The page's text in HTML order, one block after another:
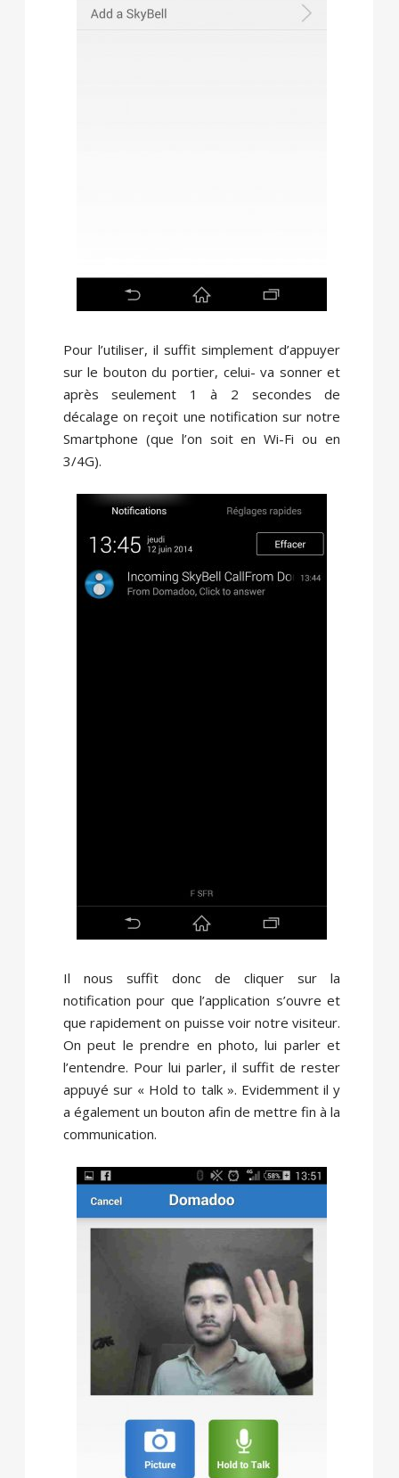
Pour l’utiliser, il suffit simplement d’appuyer
sur le bouton du portier, celui- va sonner et
après seulement 1 à 2 secondes de
décalage on reçoit une notification sur notre
Smartphone (que l’on soit en Wi-Fi ou en
3/4G).
Il nous suffit donc de cliquer sur la
notification pour que l’application s’ouvre et
que rapidement on puisse voir notre visiteur.
On peut le prendre en photo, lui parler et
l’entendre. Pour lui parler, il suffit de rester
appuyé sur « Hold to talk ». Evidemment il y
a également un bouton afin de mettre fin à la
communication.